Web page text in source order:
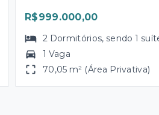
R$999.000,00
2 Dormitórios, sendo1
1 Vaga
70,05 m² (Área Privativa)